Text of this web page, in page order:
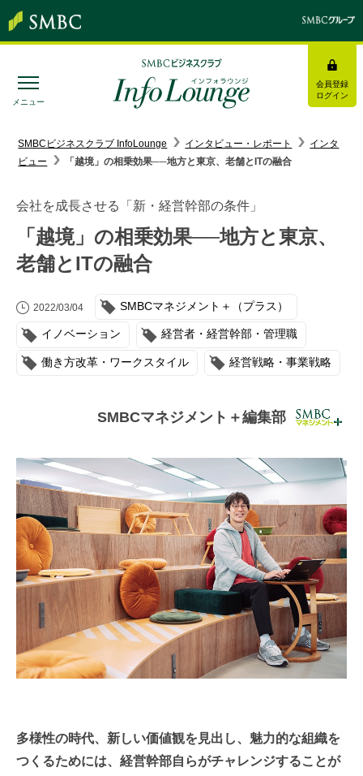
メニュー
会員登録
ログイン
みんなの研修
トピックス＆インフォメーション
お役立ち情報
インタビュー・レポート
イベント・セミナー
資料ダウンロード
InfoLoungeとは
利用規約
プライバシーポリシー
本サイトのご利用にあたって
お問い合わせ
運営会社
SMBCビジネスクラブ InfoLounge インタビュー・レポート
インタ
ビュー
「越境」の相乗効果──地方と東京、老舗とITの融合
会社を成長させる「新・経営幹部の条件」
「越境」の相乗効果──地方と東京、
老舗とITの融合
2022/03/04 SMBCマネジメント＋（プラス）
イノベーション 経営者・経営幹部・管理職
働き方改革・ワークスタイル 経営戦略・事業戦略
SMBCマネジメント＋編集部
多様性の時代、新しい価値観を見出し、魅力的な組織を
つくるためには、経営幹部自らがチャレンジすることが